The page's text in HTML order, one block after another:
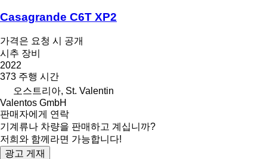
Casagrande C6T XP2
가격은 요청 시 공개
시추 장비
2022
373 주행 시간
오스트리아, St. Valentin
Valentos GmbH
판매자에게 연락
기계류나 차량을 판매하고 계십니까?
저희와 함께라면 가능합니다!
광고 게재